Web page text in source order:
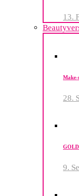
13.
Make-
28.
9.